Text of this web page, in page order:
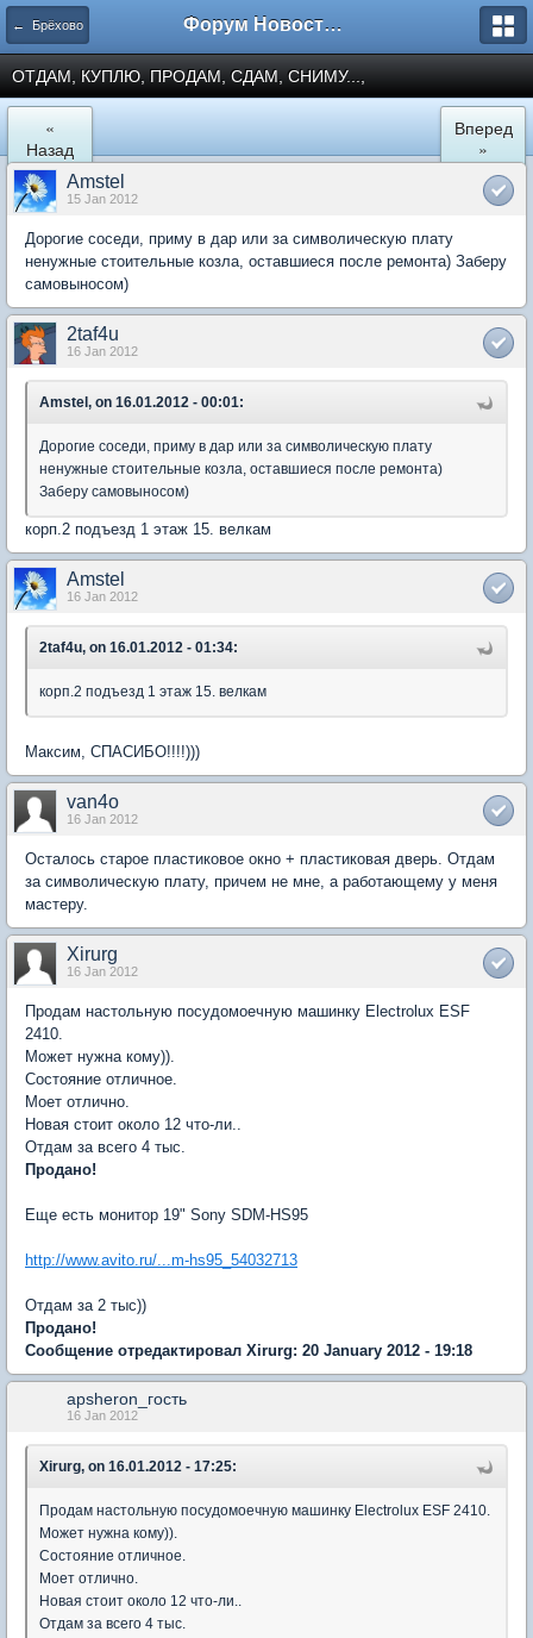
← Брёхово Форум Новостройки
ОТДАМ, КУПЛЮ, ПРОДАМ, СДАМ, СНИМУ...,
«
Назад
Вперед
»
Amstel
15 Jan 2012
Дорогие соседи, приму в дар или за символическую плату
ненужные стоительные козла, оставшиеся после ремонта) Заберу
самовыносом)
2taf4u
16 Jan 2012
Amstel, on 16.01.2012 - 00:01:
Дорогие соседи, приму в дар или за символическую плату
ненужные стоительные козла, оставшиеся после ремонта)
Заберу самовыносом)
корп.2 подъезд 1 этаж 15. велкам
Amstel
16 Jan 2012
2taf4u, on 16.01.2012 - 01:34:
корп.2 подъезд 1 этаж 15. велкам
Максим, СПАСИБО!!!!)))
van4o
16 Jan 2012
Осталось старое пластиковое окно + пластиковая дверь. Отдам
за символическую плату, причем не мне, а работающему у меня
мастеру.
Xirurg
16 Jan 2012
Продам настольную посудомоечную машинку Electrolux ESF
2410.
Может нужна кому)).
Состояние отличное.
Моет отлично.
Новая стоит около 12 что-ли..
Отдам за всего 4 тыс.
Продано!
Еще есть монитор 19" Sony SDM-HS95
http://www.avito.ru/...m-hs95_54032713
Отдам за 2 тыс))
Продано!
Сообщение отредактировал Xirurg: 20 January 2012 - 19:18
apsheron_гость
16 Jan 2012
Xirurg, on 16.01.2012 - 17:25:
Продам настольную посудомоечную машинку Electrolux ESF 2410.
Может нужна кому)).
Состояние отличное.
Моет отлично.
Новая стоит около 12 что-ли..
Отдам за всего 4 тыс.